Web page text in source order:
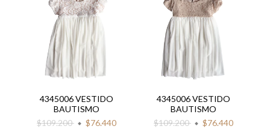
4345006 VESTIDO
BAUTISMO
$109.200
$76.440
4345006 VESTIDO
BAUTISMO
$109.200
$76.440